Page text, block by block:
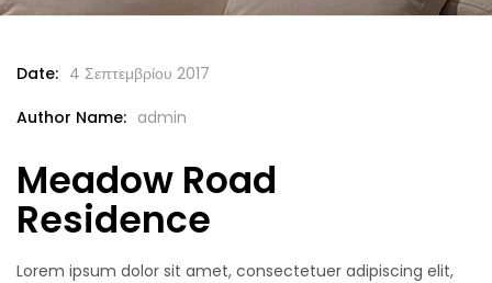
Date: 4 Σεπτεμβρίου 2017
Author Name: admin
Meadow Road
Residence
Lorem ipsum dolor sit amet, consectetuer adipiscing elit,